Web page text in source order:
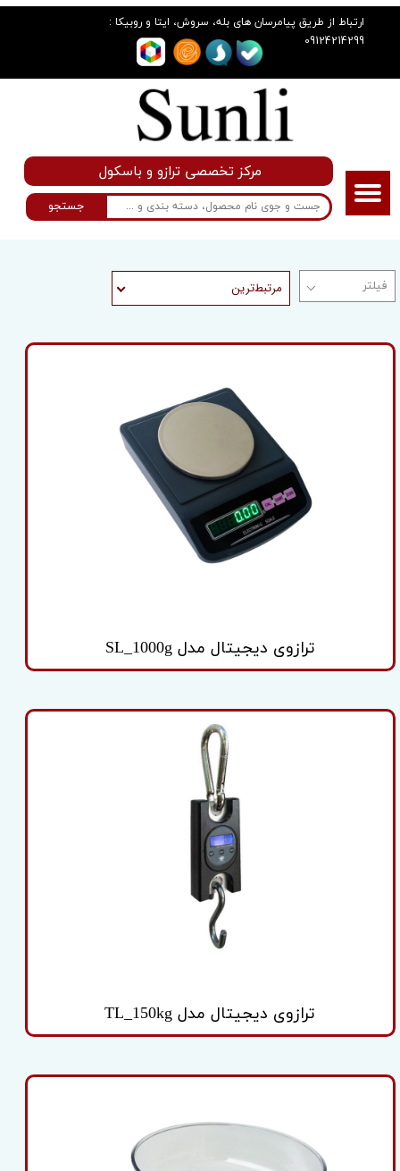
ارتباط از طریق پیامرسان های بله، سروش، ایتا و روبیکا :
09124214299
جستجو
مرکز تخصصی ترازو و باسکول
مرتبط‌ترین
ترازوی دیجیتال مدل SL_1000g
ترازوی دیجیتال مدل TL_150kg